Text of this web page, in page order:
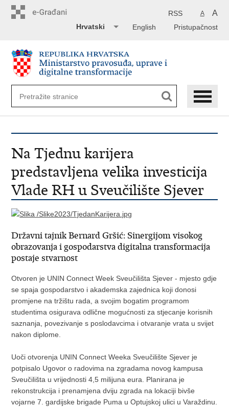
A A
RSS
Pristupačnost
English
Hrvatski
Na Tjednu karijera
predstavljena velika investicija
Vlade RH u Sveučilište Sjever
Državni tajnik Bernard Gršić: Sinergijom visokog
obrazovanja i gospodarstva digitalna transformacija
postaje stvarnost
Otvoren je UNIN Connect Week Sveučilišta Sjever - mjesto gdje
se spaja gospodarstvo i akademska zajednica koji donosi
promjene na tržištu rada, a svojim bogatim programom
studentima osigurava odlične mogućnosti za stjecanje korisnih
saznanja, povezivanje s poslodavcima i otvaranje vrata u svijet
nakon diplome.
Uoči otvorenja UNIN Connect Weeka Sveučilište Sjever je
potpisalo Ugovor o radovima na zgradama novog kampusa
Sveučilišta u vrijednosti 4,5 milijuna eura. Planirana je
rekonstrukcija i prenamjena dviju zgrada na lokaciji bivše
vojarne 7. gardijske brigade Puma u Optujskoj ulici u Varaždinu.